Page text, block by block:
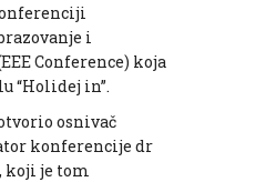
i
Conference) koja
“Holidej in”.
osnivač
konferencije dr
koji je tom